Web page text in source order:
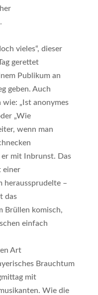
vieles“, dieser
gerettet
Publikum an
geben. Auch
wie: „Ist anonymes
„Wie
wenn man
mit Inbrunst. Das
einer
heraussprudelte –
das
Brüllen komisch,
einfach
Art
Brauchtum
mit
Wie die